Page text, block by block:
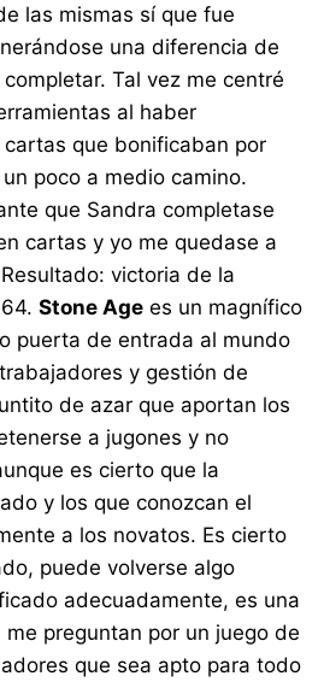
las mismas sí que fue
una diferencia de
Tal vez me centré
al haber
que bonificaban por
poco a medio camino.
que Sandra completase
cartas y yo me quedase a
victoria de la
Stone Age es un magnífico
puerta de entrada al mundo
y gestión de
de azar que aportan los
a jugones y no
es cierto que la
y los que conozcan el
a los novatos. Es cierto
puede volverse algo
adecuadamente, es una
preguntan por un juego de
que sea apto para todo